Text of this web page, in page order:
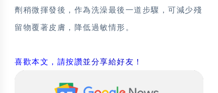
劑稍微揮發後，作為洗澡最後一道步驟，可減少殘
留物覆著皮膚，降低過敏情形。
喜歡本文，請按讚並分享給好友！